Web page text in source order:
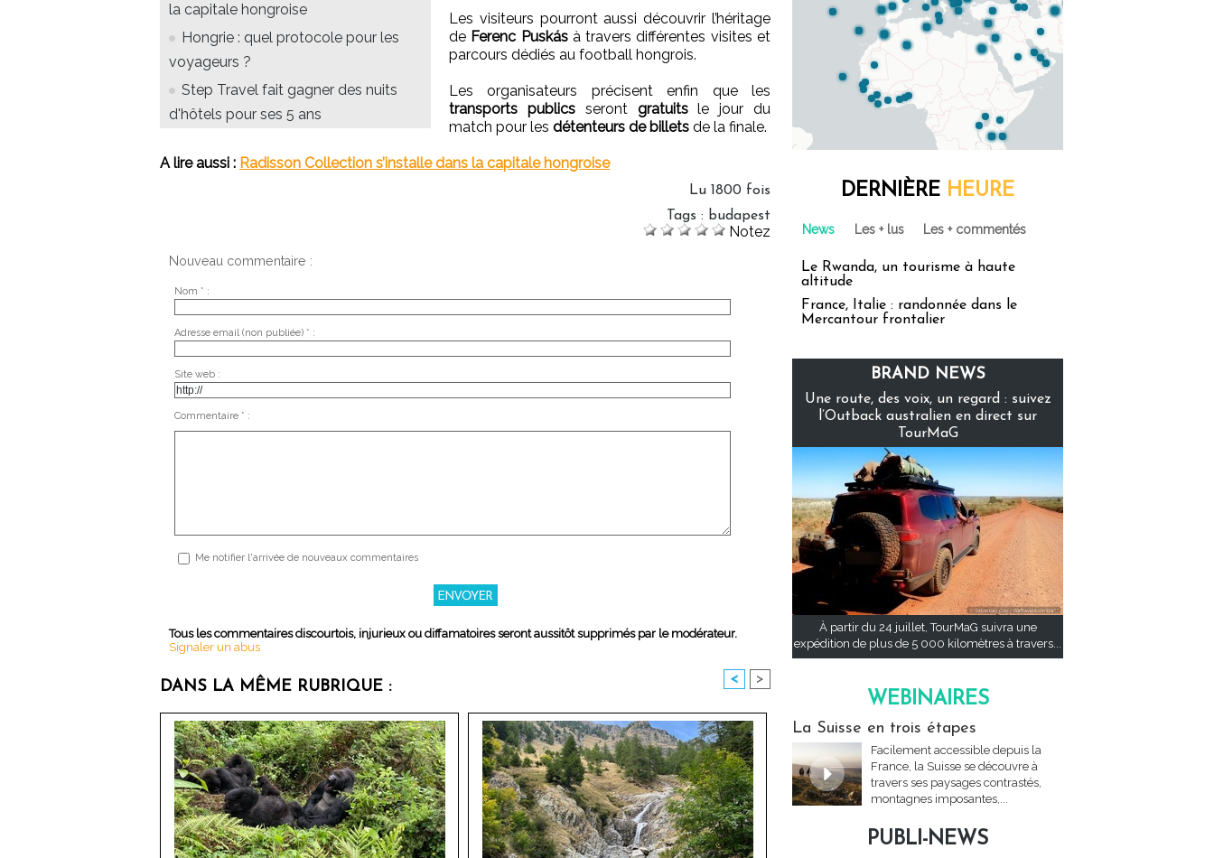
la capitale hongroise
Hongrie : quel protocole pour les
voyageurs ?
Step Travel fait gagner des nuits
d'hôtels pour ses 5 ans
Les visiteurs pourront aussi découvrir l’héritage
de Ferenc Puskásà travers différentes visites et
parcours dédiés au football hongrois.
Les organisateurs précisent enfin que les
transports publicsseront gratuitsle jour du
match pour les détenteurs de billets de la finale.
A lire aussi : Radisson Collection s’installe dans la capitale hongroise
Lu 1800 fois
Tags : budapest
Notez
Nouveau commentaire :
Nom * :
Adresse email (non publiée) * :
Site web :
Commentaire * :
Me notifier l'arrivée de nouveaux commentaires
Tous les commentaires discourtois, injurieux ou diffamatoires seront aussitôt supprimés par le modérateur.
Signaler un abus
DANS LA MÊME RUBRIQUE : < >
DERNIÈRE HEURE
News Les + lus Les + commentés
Le Rwanda, un tourisme à haute
altitude
France, Italie : randonnée dans le
Mercantour frontalier
BRAND NEWS
Une route, des voix, un regard : suivez
l’Outback australien en direct sur
TourMaG
À partir du 24 juillet, TourMaG suivra une
expédition de plus de 5 000 kilomètres à travers...
WEBINAIRES
La Suisse en trois étapes
Facilement accessible depuis la
France, la Suisse se découvre à
travers ses paysages contrastés,
montagnes imposantes,...
PUBLI-NEWS